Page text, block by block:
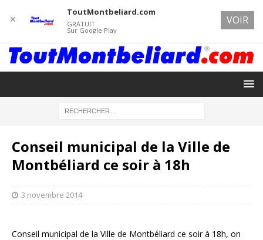
Conseil municipal de la Ville de
Montbéliard ce soir à 18h
3 novembre 2014
Conseil municipal de la Ville de Montbéliard ce soir à 18h, on
✕
ToutMontbeliard.com
GRATUIT
Sur Google Play
VOIR